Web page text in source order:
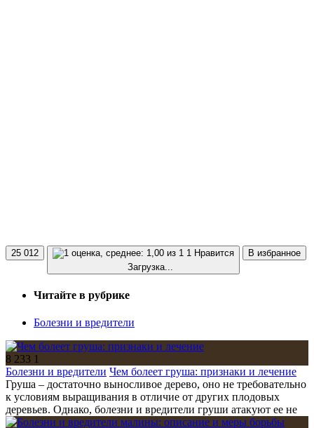
25 012
1 Нравится
Загрузка...
В избранное
Читайте в рубрике
Болезни и вредители
8 233 1
Болезни и вредители Чем болеет груша: признаки и лечение
Груша – достаточно выносливое дерево, оно не требовательно
к условиям выращивания в отличие от других плодовых
деревьев. Однако, болезни и вредители груши атакуют ее не